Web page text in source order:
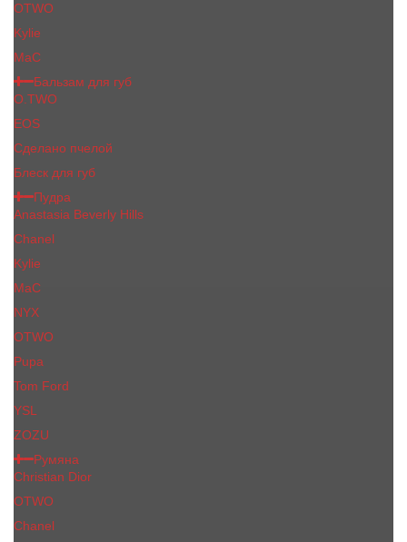
OTWO
Kylie
МаС
Бальзам для губ
O.TWO
EOS
Сделано пчелой
Блеск для губ
Пудра
Anastasia Beverly Hills
Chanel
Kylie
MaC
NYX
OTWO
Pupa
Tom Ford
YSL
ZOZU
Румяна
Christian Dior
OTWO
Сhanеl